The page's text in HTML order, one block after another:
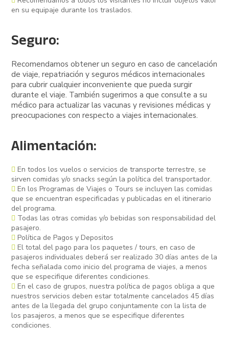
en su equipaje durante los traslados.
Seguro:
Recomendamos obtener un seguro en caso de cancelación
de viaje, repatriación y seguros médicos internacionales
para cubrir cualquier inconveniente que pueda surgir
durante el viaje. También sugerimos a que consulte a su
médico para actualizar las vacunas y revisiones médicas y
preocupaciones con respecto a viajes internacionales.
Alimentación:
En todos los vuelos o servicios de transporte terrestre, se
sirven comidas y/o snacks según la política del transportador.
En los Programas de Viajes o Tours se incluyen las comidas
que se encuentran especificadas y publicadas en el itinerario
del programa.
Todas las otras comidas y/o bebidas son responsabilidad del
pasajero.
Política de Pagos y Depositos
El total del pago para los paquetes / tours, en caso de
pasajeros individuales deberá ser realizado 30 días antes de la
fecha señalada como inicio del programa de viajes, a menos
que se especifique diferentes condiciones.
En el caso de grupos, nuestra política de pagos obliga a que
nuestros servicios deben estar totalmente cancelados 45 días
antes de la llegada del grupo conjuntamente con la lista de
los pasajeros, a menos que se especifique diferentes
condiciones.